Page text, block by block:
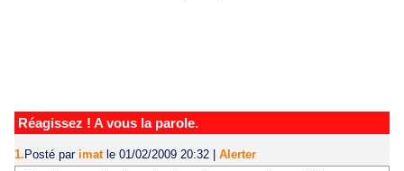
Réagissez ! A vous la parole.
1. Posté par imat le 01/02/2009 20:32
Alerter